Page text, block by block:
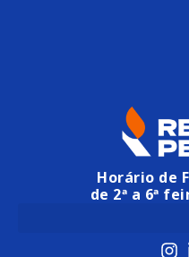
Horário de
de 2ª a 6ª